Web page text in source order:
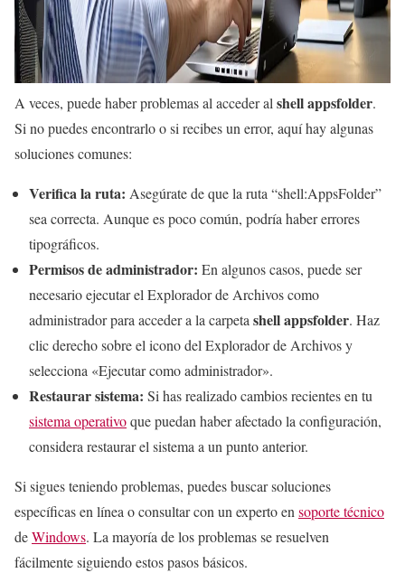
A veces, puede haber problemas al acceder alshell appsfolder.
Si no puedes encontrarlo o si recibes un error, aquí hay algunas
soluciones comunes:
Verifica la ruta: Asegúrate de que la ruta “shell:AppsFolder”
sea correcta. Aunque es poco común, podría haber errores
tipográficos.
Permisos de administrador: En algunos casos, puede ser
necesario ejecutar el Explorador de Archivos como
administrador para acceder a la carpetashell appsfolder. Haz
clic derecho sobre el icono del Explorador de Archivos y
selecciona «Ejecutar como administrador».
Restaurar sistema: Si has realizado cambios recientes en tu
sistema operativoque puedan haber afectado la configuración,
considera restaurar el sistema a un punto anterior.
Si sigues teniendo problemas, puedes buscar soluciones
específicas en línea o consultar con un experto ensoporte técnico
deWindows. La mayoría de los problemas se resuelven
fácilmente siguiendo estos pasos básicos.